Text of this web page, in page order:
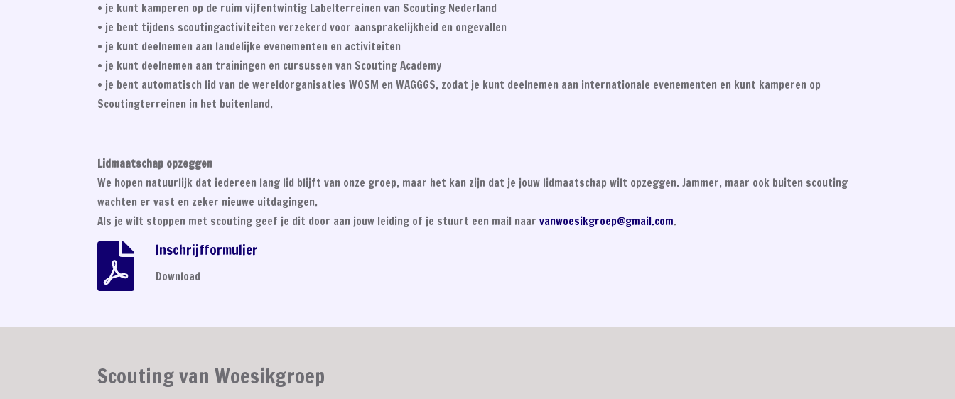
• je kunt kamperen op de ruim vijfentwintig Labelterreinen van Scouting Nederland
• je bent tijdens scoutingactiviteiten verzekerd voor aansprakelijkheid en ongevallen
• je kunt deelnemen aan landelijke evenementen en activiteiten
• je kunt deelnemen aan trainingen en cursussen van Scouting Academy
• je bent automatisch lid van de wereldorganisaties WOSM en WAGGGS, zodat je kunt deelnemen aan internationale evenementen en kunt kamperen op
Scoutingterreinen in het buitenland.
Lidmaatschap opzeggen
We hopen natuurlijk dat iedereen lang lid blijft van onze groep, maar het kan zijn dat je jouw lidmaatschap wilt opzeggen. Jammer, maar ook buiten scouting
wachten er vast en zeker nieuwe uitdagingen.
Als je wilt stoppen met scouting geef je dit door aan jouw leiding of je stuurt een mail naar vanwoesikgroep@gmail.com.
Inschrijfformulier
Download
Scouting van Woesikgroep